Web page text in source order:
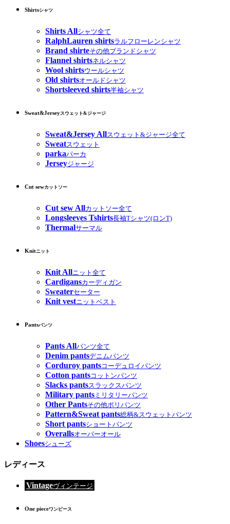
Shirtsシャツ
Shirts Allシャツ全て
RalphLauren shirtsラルフローレンシャツ
Brand shirteその他ブランドシャツ
Flannel shirtsネルシャツ
Wool shirtsウールシャツ
Old shirtsオールドシャツ
Shortsleeved shirts半袖シャツ
Sweat&Jerseyスウェット&ジャージ
Sweat&Jersey Allスウェット&ジャージ全て
Sweatスウェット
parkaパーカ
Jerseyジャージ
Cut sewカットソー
Cut sew Allカットソー全て
Longsleeves Tshirts長袖Tシャツ(ロンT)
Thermalサーマル
Knitニット
Knit Allニット全て
Cardigansカーディガン
Sweaterセーター
Knit vestニットベスト
Pantsパンツ
Pants Allパンツ全て
Denim pantsデニムパンツ
Corduroy pantsコーデュロイパンツ
Cotton pantsコットンパンツ
Slacks pantsスラックスパンツ
Military pants ミリタリーパンツ
Other Pantsその他ポリパンツ
Pattern&Sweat pants総柄&スウェットパンツ
Short pantsショートパンツ
Overallsオーバーオール
Shoesシューズ
レディース
Vintageヴィンテージ
One pieceワンピース